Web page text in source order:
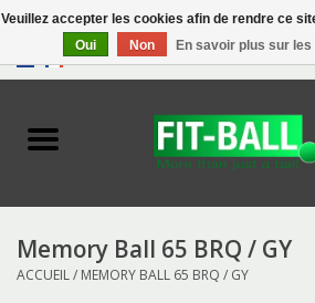
Memory Ball 65 BRQ / GY
ACCUEIL/ MEMORY BALL 65 BRQ / GY
Veuillez accepter les cookies afin de rendre ce
Oui
Non En savoir plus sur